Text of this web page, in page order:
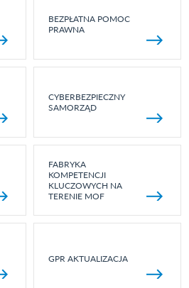
BEZPŁATNA POMOC
PRAWNA
CYBERBEZPIECZNY
SAMORZĄD
FABRYKA
KOMPETENCJI
KLUCZOWYCH NA
TERENIE MOF
GPR AKTUALIZACJA